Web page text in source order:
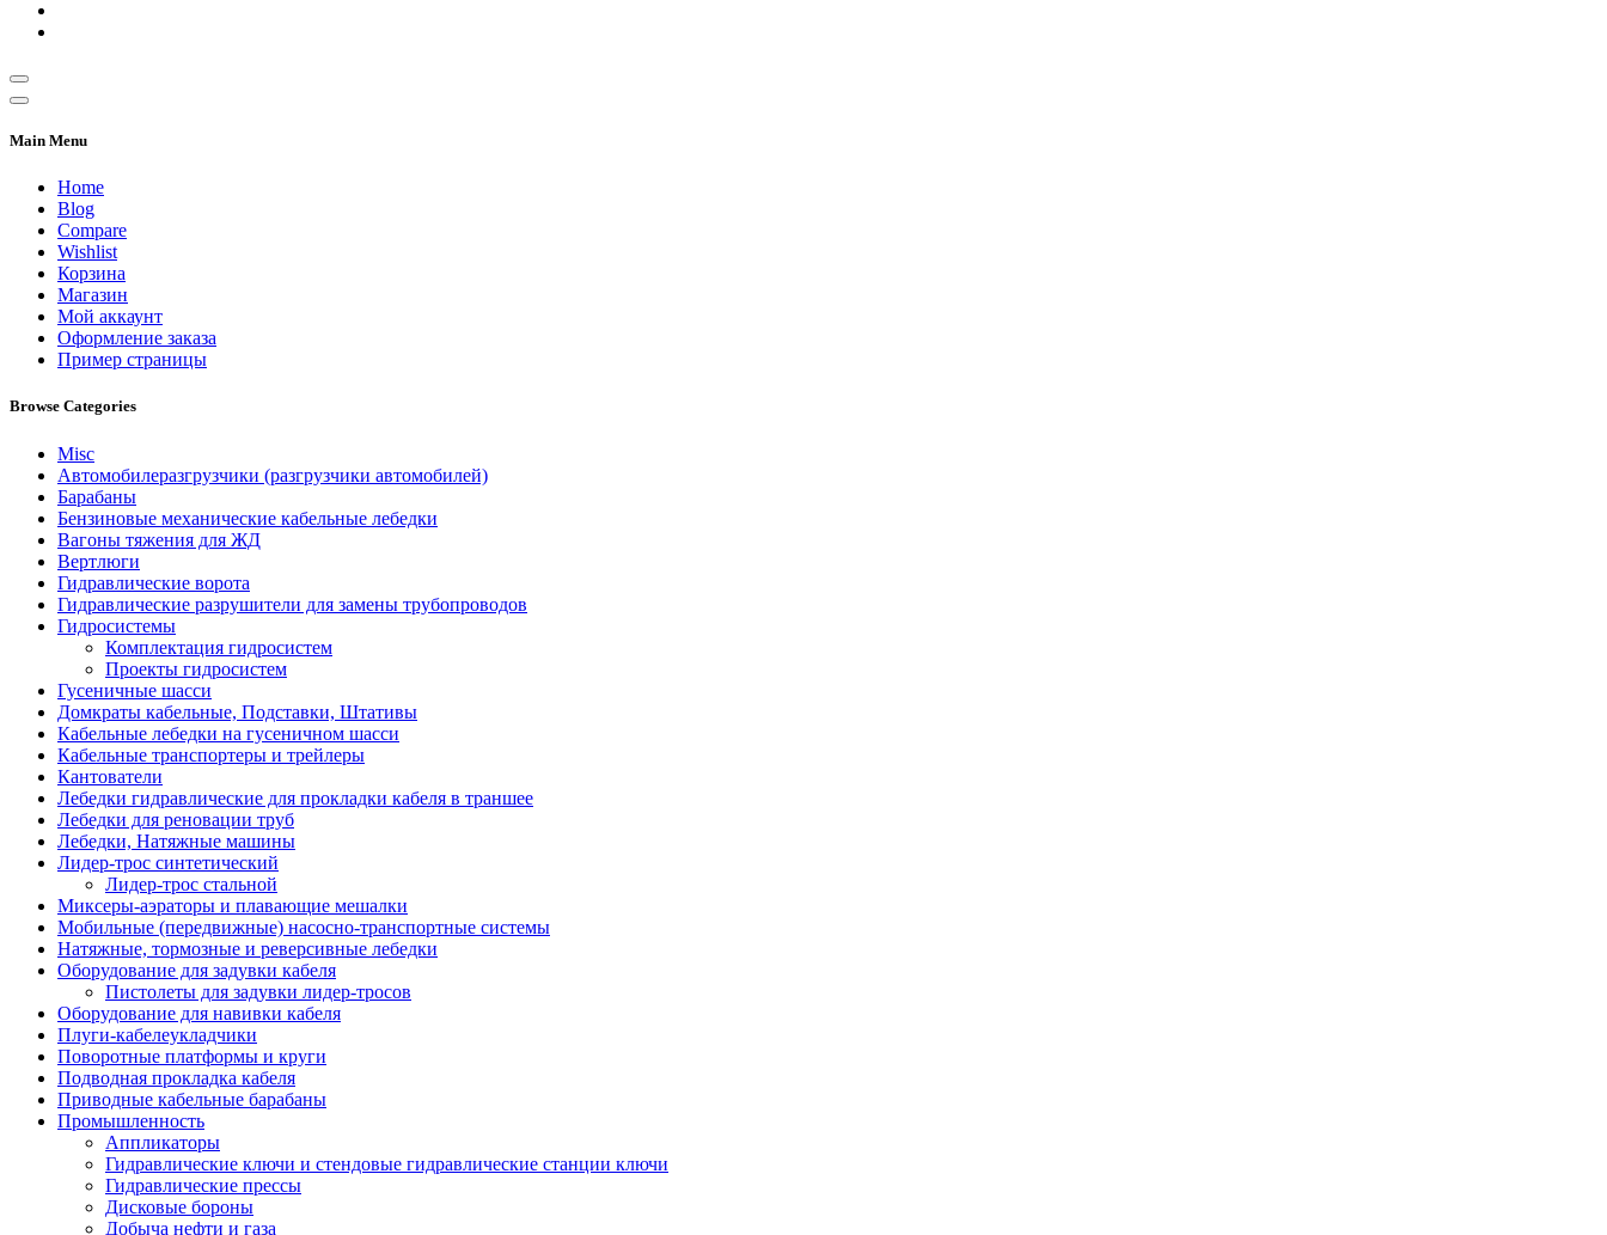
Main Menu
Home
Blog
Compare
Wishlist
Корзина
Магазин
Мой аккаунт
Оформление заказа
Пример страницы
Browse Categories
Misc
Автомобилеразгрузчики (разгрузчики автомобилей)
Барабаны
Бензиновые механические кабельные лебедки
Вагоны тяжения для ЖД
Вертлюги
Гидравлические ворота
Гидравлические разрушители для замены трубопроводов
Гидросистемы
Комплектация гидросистем
Проекты гидросистем
Гусеничные шасси
Домкраты кабельные, Подставки, Штативы
Кабельные лебедки на гусеничном шасси
Кабельные транспортеры и трейлеры
Кантователи
Лебедки гидравлические для прокладки кабеля в траншее
Лебедки для реновации труб
Лебедки, Натяжные машины
Лидер-трос синтетический
Лидер-трос стальной
Миксеры-аэраторы и плавающие мешалки
Мобильные (передвижные) насосно-транспортные системы
Натяжные, тормозные и реверсивные лебедки
Оборудование для задувки кабеля
Пистолеты для задувки лидер-тросов
Оборудование для навивки кабеля
Плуги-кабелеукладчики
Поворотные платформы и круги
Подводная прокладка кабеля
Приводные кабельные барабаны
Промышленность
Аппликаторы
Гидравлические ключи и стендовые гидравлические станции ключи
Гидравлические прессы
Дисковые бороны
Добыча нефти и газа